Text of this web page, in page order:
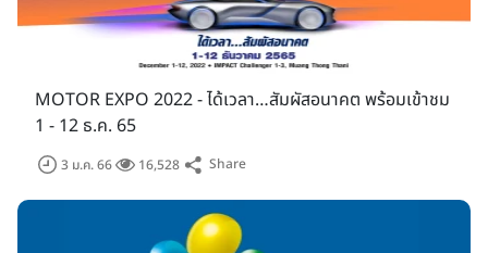
MOTOR EXPO 2022 - ได้เวลา…สัมผัสอนาคต พร้อมเข้าชม
1 - 12 ธ.ค. 65
3 ม.ค. 66 16,528 Share